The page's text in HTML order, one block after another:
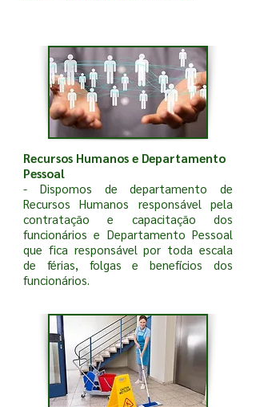
Recursos Humanos e Departamento
Pessoal
- Dispomos de departamento de
Recursos Humanos responsável pela
contratação e capacitação dos
funcionários e Departamento Pessoal
que fica responsável por toda escala
de férias, folgas e benefícios dos
funcionários.